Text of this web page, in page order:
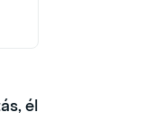
él